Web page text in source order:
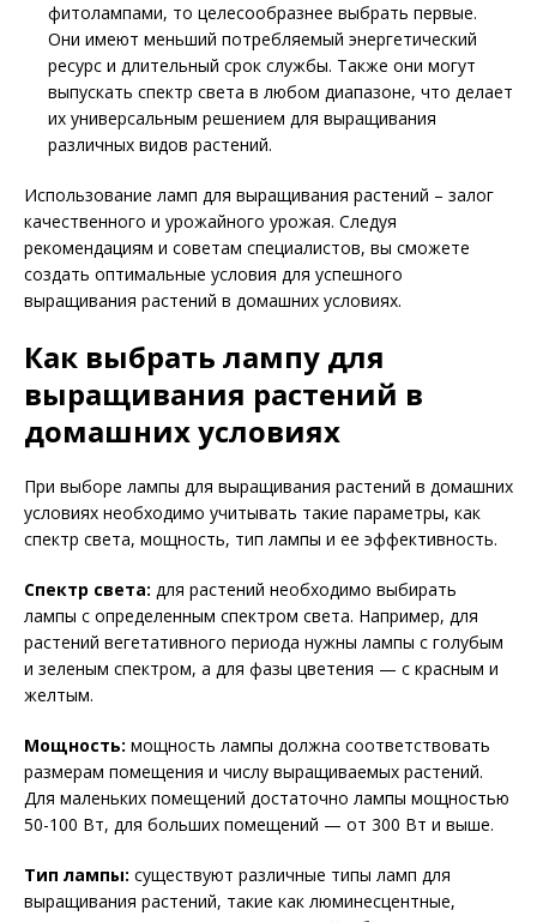
фитолампами, то целесообразнее выбрать первые.
Они имеют меньший потребляемый энергетический
ресурс и длительный срок службы. Также они могут
выпускать спектр света в любом диапазоне, что делает
их универсальным решением для выращивания
различных видов растений.
Использование ламп для выращивания растений – залог
качественного и урожайного урожая. Следуя
рекомендациям и советам специалистов, вы сможете
создать оптимальные условия для успешного
выращивания растений в домашних условиях.
Как выбрать лампу для
выращивания растений в
домашних условиях
При выборе лампы для выращивания растений в домашних
условиях необходимо учитывать такие параметры, как
спектр света, мощность, тип лампы и ее эффективность.
Спектр света: для растений необходимо выбирать
лампы с определенным спектром света. Например, для
растений вегетативного периода нужны лампы с голубым
и зеленым спектром, а для фазы цветения — с красным и
желтым.
Мощность: мощность лампы должна соответствовать
размерам помещения и числу выращиваемых растений.
Для маленьких помещений достаточно лампы мощностью
50-100 Вт, для больших помещений — от 300 Вт и выше.
Тип лампы: существуют различные типы ламп для
выращивания растений, такие как люминесцентные,